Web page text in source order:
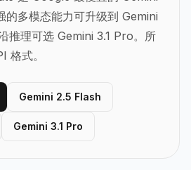
的多模态能力可升级到 Gemini
推理可选 Gemini 3.1 Pro。所
格式。
Gemini 2.5 Flash
Gemini 3.1 Pro